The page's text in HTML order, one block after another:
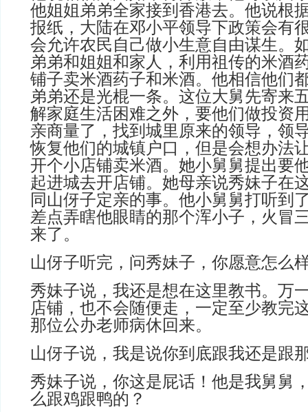
他姐姐弟弟全家接到香港去。他说根
报纸，大陆在邓小平领导下政策会有
会允许农民自己做小生意自由谋生。
弟弟和姐姐和家人，利用祖传的米酒
铺子卖米酒药子和米酒。他相信他们
弟弟还是光棍一条。这位大舅先寄来
解家庭生活困难之外，要他们做投资
亲商量了，找到城里原来的领导，领
恢复他们的城镇户口，但是会想办法
开个小店铺卖米酒。她小舅舅提出要
起进城去开店铺。她母亲说秀妹子在
同山伢子定亲的事。他小舅舅打听到
差点弄瞎他眼睛的那个浑小子，火冒
来了。
山伢子听完，问秀妹子，你愿意怎么
秀妹子说，我还是想在这里教书。万
店铺，也不会随便走，一定至少教完
那位公办老师病休回来。
山伢子说，我是说你到底跟我还是跟
秀妹子说，你这是屁话！他是我舅舅
么跟鸡跟鸭的？